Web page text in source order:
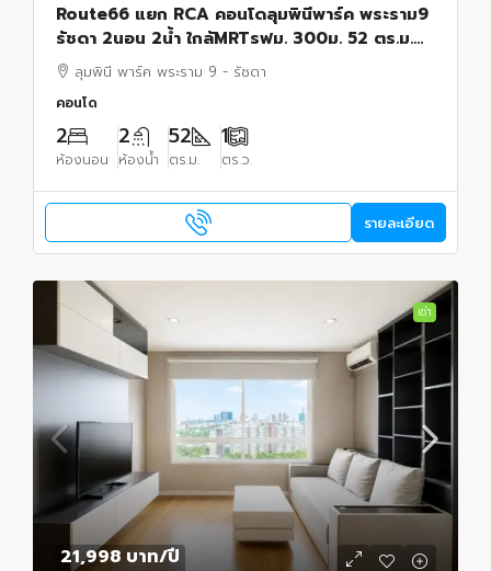
Route66 แยก RCA คอนโดลุมพินีพาร์ค พระราม9
รัชดา 2นอน 2น้ำ ใกล้MRTรฟม. 300ม. 52 ตร.ม.
อาคาร A ชั้น 20 วิวทิศตะวันออก เฟอร์ฯ รพ.ปิยะ
เวท 500 ม.
ลุมพินี พาร์ค พระราม 9 - รัชดา
คอนโด
2
ห้องนอน
2
ห้องน้ำ
52
ตร.ม.
1
ตร.ว.
รายละเอียด
เช่า
21,998 บาท/ปี